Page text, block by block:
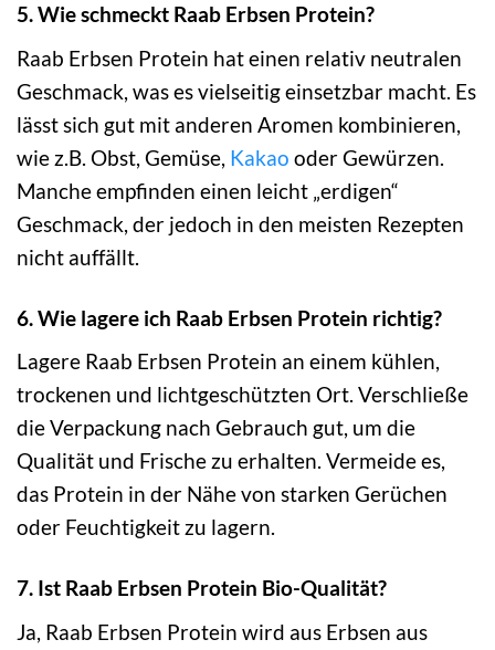
5. Wie schmeckt Raab Erbsen Protein?
Raab Erbsen Protein hat einen relativ neutralen
Geschmack, was es vielseitig einsetzbar macht. Es
lässt sich gut mit anderen Aromen kombinieren,
wie z.B. Obst, Gemüse, Kakao oder Gewürzen.
Manche empfinden einen leicht „erdigen“
Geschmack, der jedoch in den meisten Rezepten
nicht auffällt.
6. Wie lagere ich Raab Erbsen Protein richtig?
Lagere Raab Erbsen Protein an einem kühlen,
trockenen und lichtgeschützten Ort. Verschließe
die Verpackung nach Gebrauch gut, um die
Qualität und Frische zu erhalten. Vermeide es,
das Protein in der Nähe von starken Gerüchen
oder Feuchtigkeit zu lagern.
7. Ist Raab Erbsen Protein Bio-Qualität?
Ja, Raab Erbsen Protein wird aus Erbsen aus